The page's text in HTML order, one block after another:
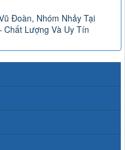
Đoàn, Nhóm Nhảy Tại
Chất Lượng Và Uy Tín